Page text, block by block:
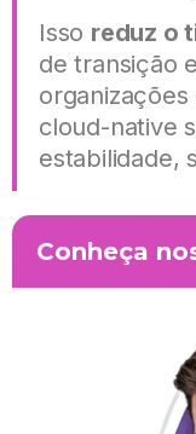
Isso reduz o
de transição
cloud-native
estabilidade,
Conheça